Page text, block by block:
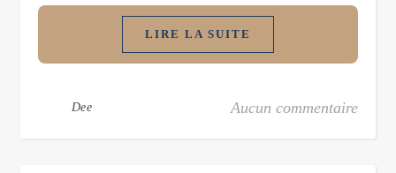
LIRE LA SUITE
Dee Aucun commentaire